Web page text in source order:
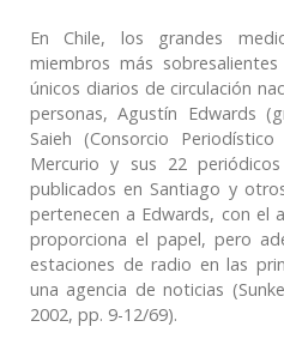
En Chile, los grandes
miembros más
únicos diarios de circulación
personas, Agustín Edwards
Saieh (Consorcio
Mercurio y sus 22
publicados en Santiago y
pertenecen a Edwards, con
proporciona el papel, pero
estaciones de radio en las
una agencia de noticias
2002, pp. 9-12/69).